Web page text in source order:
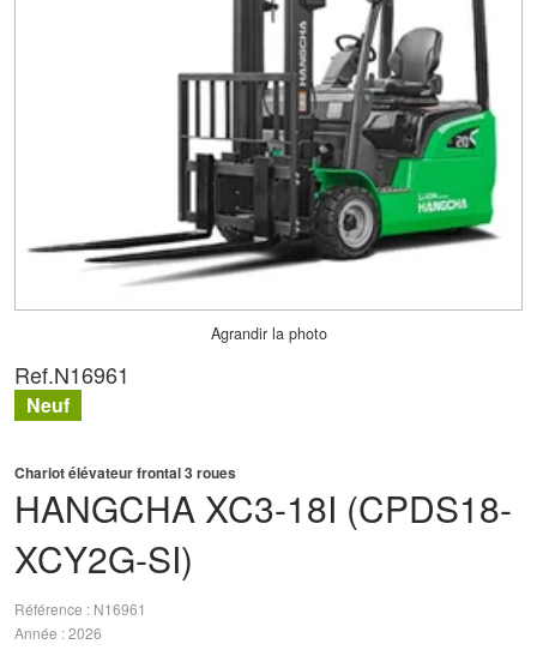
Agrandir la photo
HANGCHA XC3-18I (CPDS18-
XCY2G-SI)
Chariot élévateur frontal 3 roues
Référence
N16961
Année 2026
Ref.N16961
Neuf